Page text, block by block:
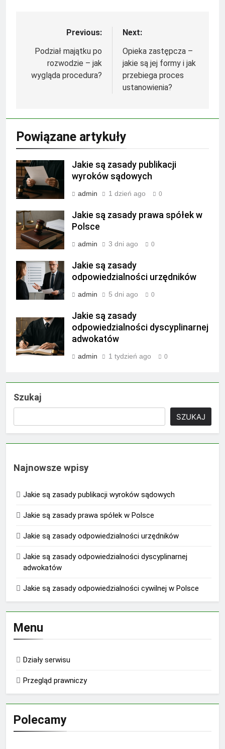
Nawigacja
wpisu
Previous:
Podział majątku po
rozwodzie – jak
wygląda procedura?
Next:
Opieka zastępcza –
jakie są jej formy i jak
przebiega proces
ustanowienia?
Powiązane artykuły
Jakie są zasady publikacji
wyroków sądowych
admin 1 dzień ago 0
Jakie są zasady prawa spółek w
Polsce
admin 3 dni ago 0
Jakie są zasady
odpowiedzialności urzędników
admin 5 dni ago 0
Jakie są zasady
odpowiedzialności dyscyplinarnej
adwokatów
admin 1 tydzień ago 0
Szukaj
SZUKAJ
Najnowsze wpisy
Jakie są zasady publikacji wyroków sądowych
Jakie są zasady prawa spółek w Polsce
Jakie są zasady odpowiedzialności urzędników
Jakie są zasady odpowiedzialności dyscyplinarnej
adwokatów
Jakie są zasady odpowiedzialności cywilnej w Polsce
Menu
Działy serwisu
Przegląd prawniczy
Polecamy